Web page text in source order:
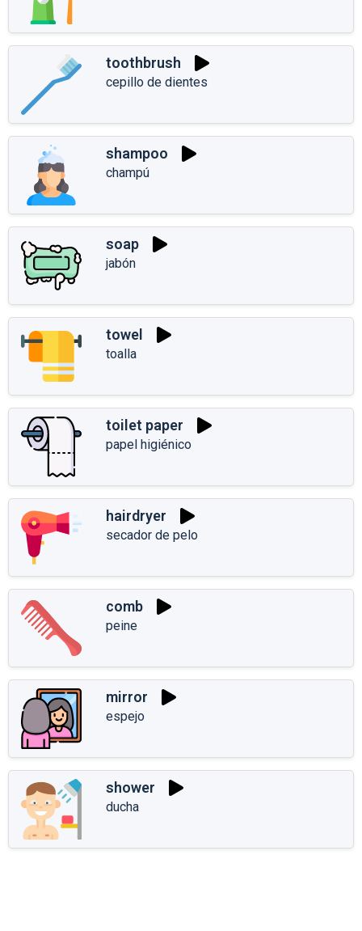
toothbrush
cepillo de dientes
shampoo
champú
soap
jabón
towel
toalla
toilet paper
papel higiénico
hairdryer
secador de pelo
comb
peine
mirror
espejo
shower
ducha